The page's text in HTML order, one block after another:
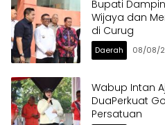
Bupati
Wijaya dan
di Curug
Daerah 08/08/
Wabup Intan
DuaPerkuat
Persatuan